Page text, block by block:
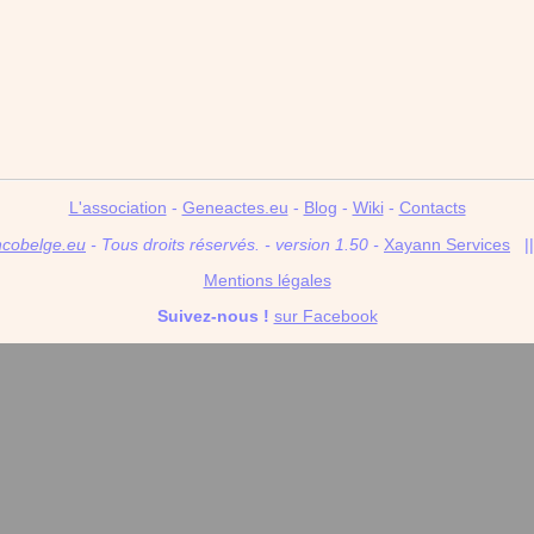
L'association - Geneactes.eu - Blog - Wiki - Contacts
- Tous droits réservés. - version 1.50 - Xayann Services ||
Mentions légales
Suivez-nous ! sur Facebook